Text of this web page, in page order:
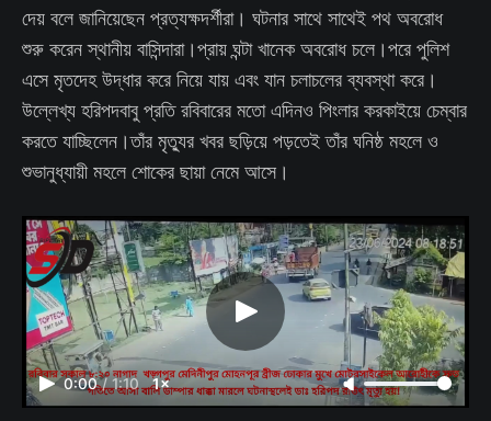
দেয় বলে জানিয়েছেন প্রত্যক্ষদর্শীরা। ঘটনার সাথে সাথেই পথ অবরোধ
শুরু করেন স্থানীয় বাসিন্দারা।প্রায় ঘন্টা খানেক অবরোধ চলে।পরে পুলিশ
এসে মৃতদেহ উদ্ধার করে নিয়ে যায় এবং যান চলাচলের ব্যবস্থা করে।
উল্লেখ্য হরিপদবাবু প্রতি রবিবারের মতো এদিনও পিংলার করকাইয়ে চেম্বার
করতে যাচ্ছিলেন।তাঁর মৃত্যুর খবর ছড়িয়ে পড়তেই তাঁর ঘনিষ্ঠ মহলে ও
শুভানুধ্যায়ী মহলে শোকের ছায়া নেমে আসে।
0:00 / 1:10 1×